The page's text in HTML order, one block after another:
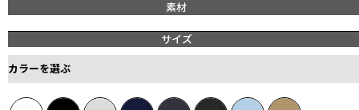
素材
サイズ
カラーを選ぶ